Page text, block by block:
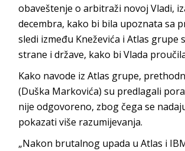
obaveštenje o arbitraži novoj Vladi,
decembra, kako bi bila upoznata sa
sledi između Kneževića i Atlas grupe
strane i države, kako bi Vlada
Kako navode iz Atlas grupe,
(Duška Markovića) su predlagali
nije odgovoreno, zbog čega se
pokazati više razumijevanja.
„Nakon brutalnog upada u Atlas i